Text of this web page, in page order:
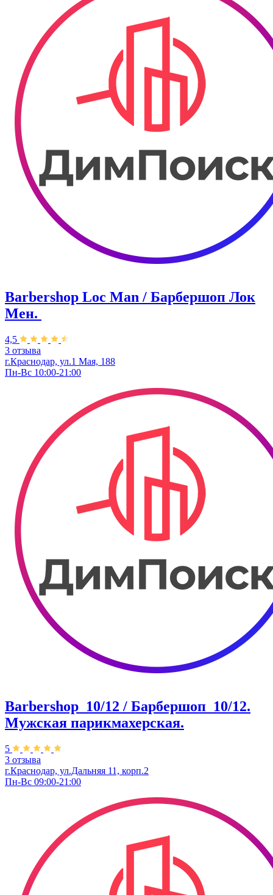
Barbershop Loc Man / Барбершоп Лок
Мен. ​
4,5
3 отзыва
г.Краснодар, ул.1 Мая, 188
Пн-Вс 10:00-21:00
Barbershop_10/12 / Барбершоп_10/12.
Мужская парикмахерская.
5
3 отзыва
г.Краснодар, ул.Дальняя 11, корп.2
Пн-Вс 09:00-21:00